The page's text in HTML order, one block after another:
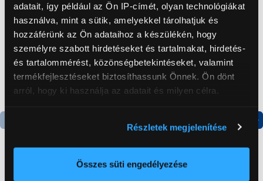
adatait, így például az Ön IP-címét, olyan technológiákat
használva, mint a sütik, amelyekkel tárolhatjuk és
hozzáférünk az Ön adataihoz a készülékén, hogy
személyre szabott hirdetéseket és tartalmakat, hirdetés-
és tartalommérést, közönségbetekintéseket, valamint
termékfejlesztéseket biztosíthassunk Önnek. Ön dönt
arról, hogy ki használja az adatait és milyen célra.
elhelyezkedéséről pár méteres pontossággal
Az Ön készülékén beazonosítása annak konkrét
Részletek megjelenítése
Összes süti engedélyezése